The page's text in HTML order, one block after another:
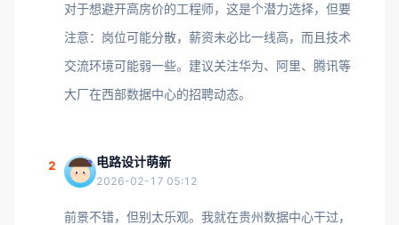
对于想避开高房价的工程师，这是个潜力选择，但要
注意：岗位可能分散，薪资未必比一线高，而且技术
交流环境可能弱一些。建议关注华为、阿里、腾讯等
大厂在西部数据中心的招聘动态。
2 电路设计萌新
2026-02-17 05:12
前景不错，但别太乐观。我就在贵州数据中心干过，